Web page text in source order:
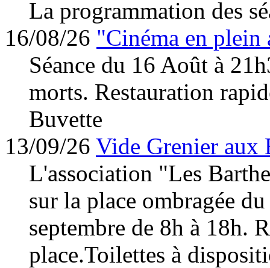
La programmation des
16/08/26 "Cinéma en plein
Séance du 16 Août à
morts. Restauration
Buvette
13/09/26 Vide Grenier aux
L'association "Les
sur la place ombragée
septembre de 8h à 18h.
place.Toilettes à